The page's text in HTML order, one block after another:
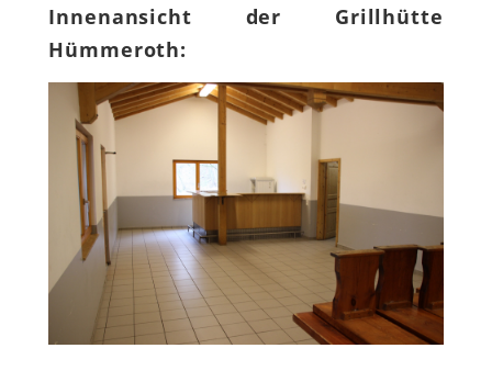
Innenansicht der Grillhütte
Hümmeroth: